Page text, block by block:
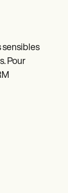
sensibles
Pour